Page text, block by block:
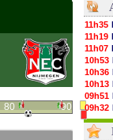
80 90
11h35
11h19
11h07
10h53
10h36
10h13
09h51
09h32
09h11
08h57